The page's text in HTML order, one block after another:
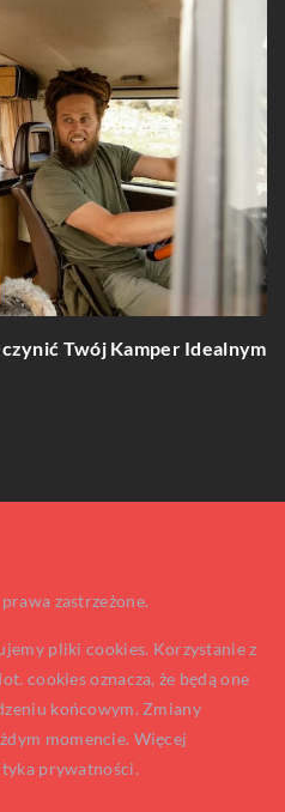
Twój Kamper Idealnym
zastrzeżone.
pliki cookies. Korzystanie z
cookies oznacza, że będą one
końcowym. Zmiany
momencie. Więcej
prywatności.